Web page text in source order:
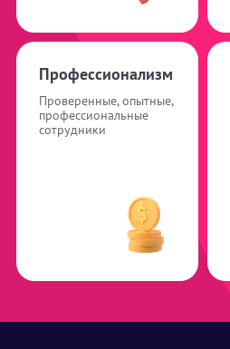
Профессионализм
Проверенные, опытные,
профессиональные
сотрудники